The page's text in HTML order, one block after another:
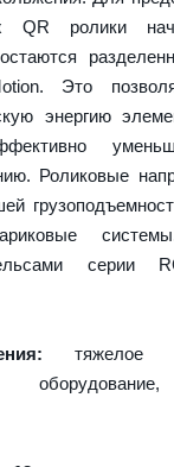
QR ролики
Это
энергию
Роликовые
серии
тяжелое